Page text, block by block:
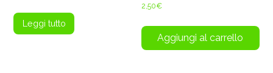
Leggi tutto
2,50€
Aggiungi al carrello